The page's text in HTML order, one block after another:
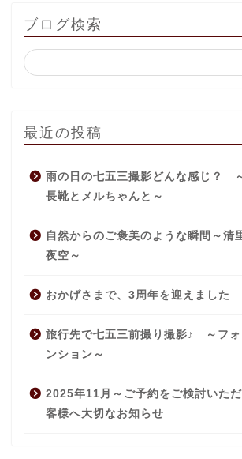
ブログ検索
最近の投稿
雨の日の七五三撮影どんな感じ？
長靴とメルちゃんと～
自然からのご褒美のような瞬間～清
夜空～
おかげさまで、3周年を迎えました
旅行先で七五三前撮り撮影♪ ～フ
ンション～
2025年11月～ご予約をご検討いた
客様へ大切なお知らせ